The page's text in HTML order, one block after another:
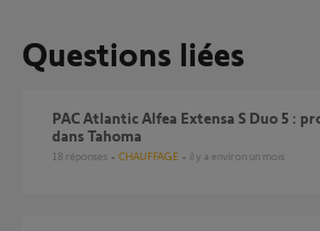
Questions liées
PAC Atlantic Alfea Extensa S Duo 5 : problème d’affichage
dans Tahoma
18 réponses CHAUFFAGE il y a environ un mois